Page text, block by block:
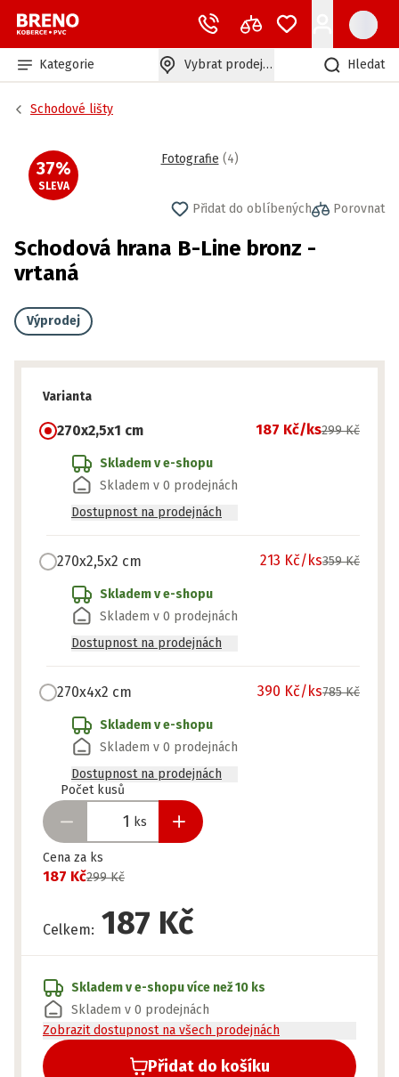
Kategorie Vybrat prodejnu Hledat
Schodové lišty
37%
SLEVA
Fotografie (4)
Přidat do oblíbených Porovnat
Schodová hrana B-Line bronz -
vrtaná
Výprodej
Varianta
270x2,5x1 cm 187 Kč/ks299 Kč
Skladem v e-shopu
Skladem v 0 prodejnách
Dostupnost na prodejnách
270x2,5x2 cm 213 Kč/ks359 Kč
Skladem v e-shopu
Skladem v 0 prodejnách
Dostupnost na prodejnách
270x4x2 cm 390 Kč/ks785 Kč
Skladem v e-shopu
Skladem v 0 prodejnách
Dostupnost na prodejnách
Počet kusů
ks
Připraveno
Cena za ks
187 Kč299 Kč
Celkem: 187 Kč
Přidat do košíku
Skladem v e-shopuvíce než 10 ks
Skladem v 0 prodejnách
Zobrazit dostupnost na všech prodejnách